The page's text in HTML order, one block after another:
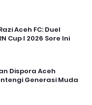
Aceh FC: Duel
Cup I 2026 Sore Ini
Dispora Aceh
Generasi Muda